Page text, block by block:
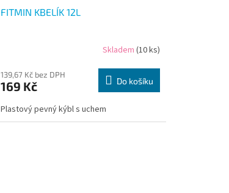
FITMIN KBELÍK 12L
Skladem (10 ks)
139,67 Kč bez DPH
169 Kč Do košíku
Plastový pevný kýbl s uchem